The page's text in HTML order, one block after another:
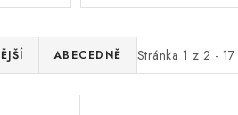
Stránka 1 z 2 - 17
ABECEDNĚ